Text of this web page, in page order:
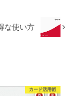
な使い方
カード活用術